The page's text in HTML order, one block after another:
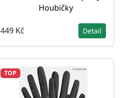
Houbičky
449 Kč Detail
TOP